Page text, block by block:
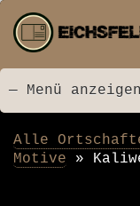
Menü
— Menü anzeigen
Startseite
Neu
Postkarten
Bildarchiv
Videos
Suche
Kontakt
Links
Spende
Alle
Motive